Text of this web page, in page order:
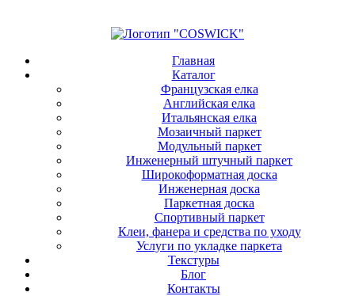
Главная
Каталог
Французская елка
Английская елка
Итальянская елка
Мозаичный паркет
Модульный паркет
Инженерный штучный паркет
Широкоформатная доска
Инженерная доска
Паркетная доска
Спортивный паркет
Клеи, фанера и средства по уходу
Услуги по укладке паркета
Текстуры
Блог
Контакты